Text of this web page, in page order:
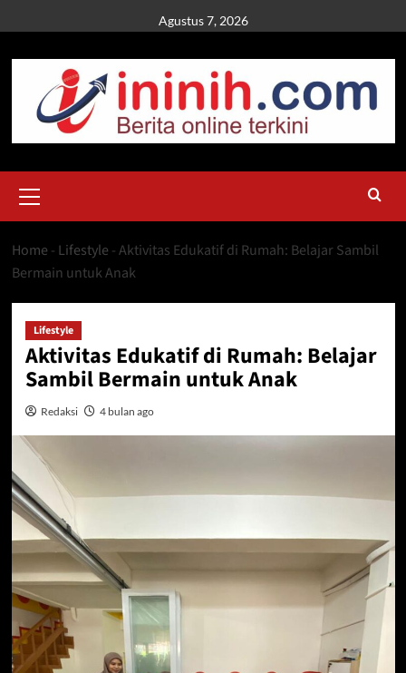
to
content
Agustus 7, 2026
Menu
Home - Lifestyle -Aktivitas Edukatif di Rumah: Belajar Sambil
Bermain untuk Anak
Lifestyle
Aktivitas Edukatif di Rumah: Belajar
Sambil Bermain untuk Anak
Redaksi 4 bulan ago